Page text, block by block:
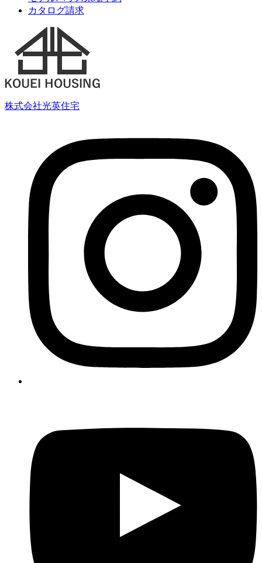
カタログ請求
株式会社光英住宅